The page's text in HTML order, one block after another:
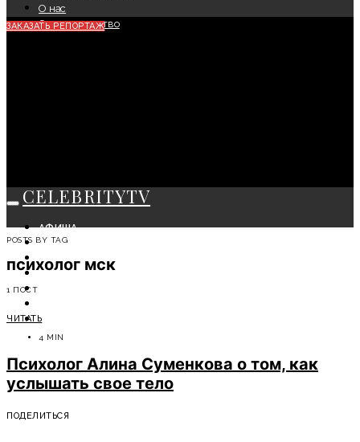
О нас
Сотрудничество
ЗАКАЗАТЬ РЕПОРТАЖ
CELEBRITYTV
АФИША
СОБЫТИЯ
КРАСОТА
МОДА
СОВЕТЫ ЭКСПЕРТОВ
POSTS BY TAG
психолог мск
1 ПОСТ
ЧИТАТЬ
4 MIN
Психолог Алина Суменкова о том, как
услышать свое тело
ПОДЕЛИТЬСЯ